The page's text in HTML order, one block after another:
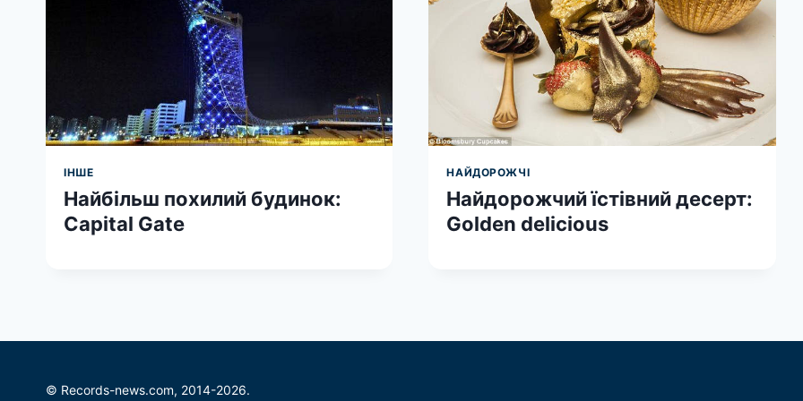
ІНШЕ
Найбільш похилий будинок:
Capital Gate
НАЙДОРОЖЧІ
Найдорожчий їстівний десерт:
Golden delicious
© Records-news.com, 2014-2026.